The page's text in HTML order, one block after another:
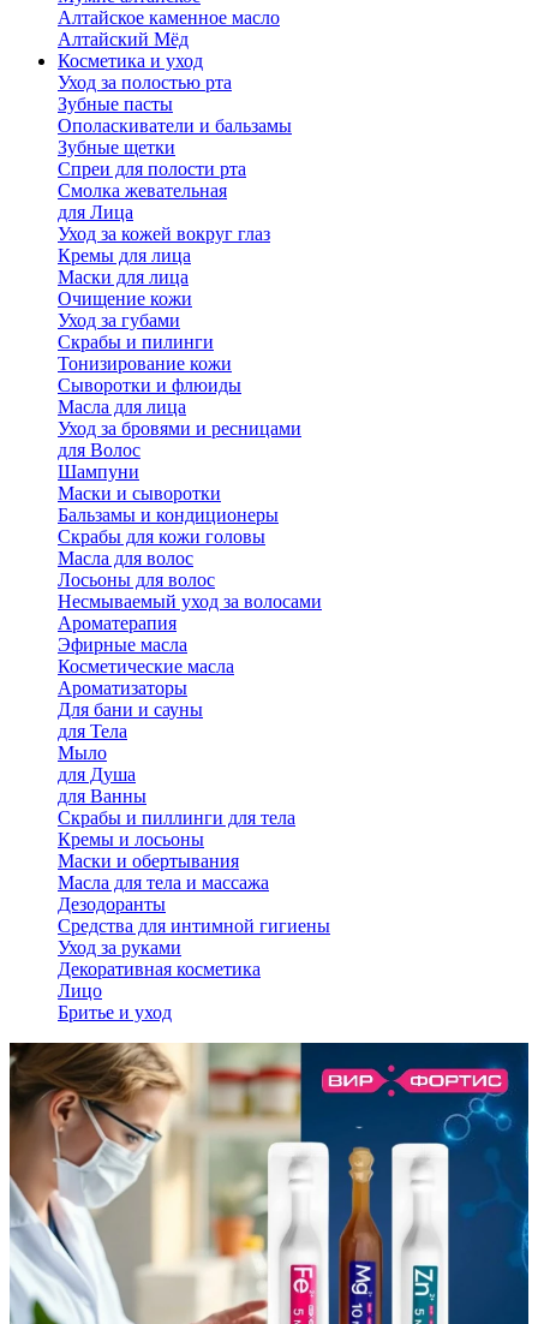
Алтайское каменное масло
Алтайский Мёд
Косметика и уход
Уход за полостью рта
Зубные пасты
Ополаскиватели и бальзамы
Зубные щетки
Спреи для полости рта
Смолка жевательная
для Лица
Уход за кожей вокруг глаз
Кремы для лица
Маски для лица
Очищение кожи
Уход за губами
Скрабы и пилинги
Тонизирование кожи
Сыворотки и флюиды
Масла для лица
Уход за бровями и ресницами
для Волос
Шампуни
Маски и сыворотки
Бальзамы и кондиционеры
Скрабы для кожи головы
Масла для волос
Лосьоны для волос
Несмываемый уход за волосами
Ароматерапия
Эфирные масла
Косметические масла
Ароматизаторы
Для бани и сауны
для Тела
Мыло
для Душа
для Ванны
Скрабы и пиллинги для тела
Кремы и лосьоны
Маски и обертывания
Масла для тела и массажа
Дезодоранты
Средства для интимной гигиены
Уход за руками
Декоративная косметика
Лицо
Бритье и уход